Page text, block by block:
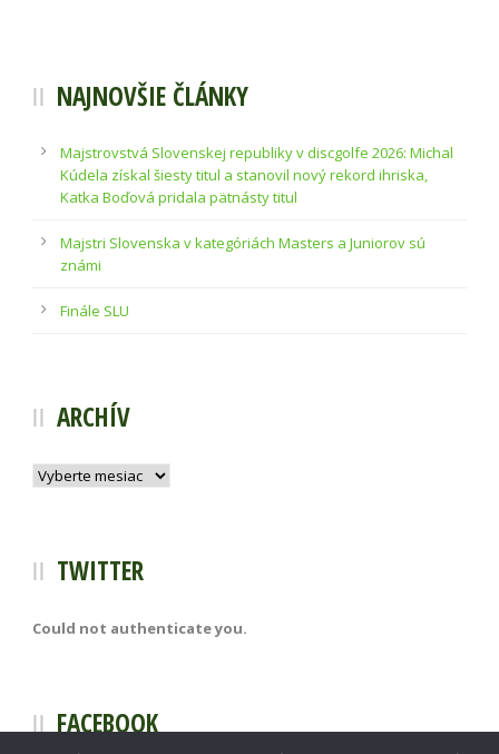
NAJNOVŠIE ČLÁNKY
Majstrovstvá Slovenskej republiky v discgolfe 2026: Michal
Kúdela získal šiesty titul a stanovil nový rekord ihriska,
Katka Boďová pridala pätnásty titul
Majstri Slovenska v kategóriách Masters a Juniorov sú
známi
Finále SLU
ARCHÍV
Archív
TWITTER
Could not authenticate you.
FACEBOOK